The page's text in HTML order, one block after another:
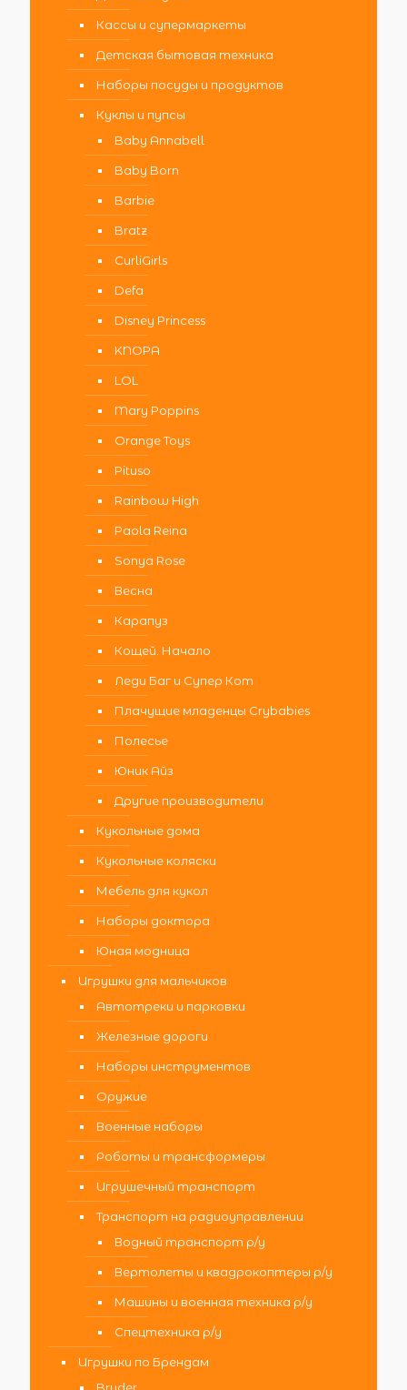
Кассы и супермаркеты
Детская бытовая техника
Наборы посуды и продуктов
Куклы и пупсы
Baby Annabell
Baby Born
Barbie
Bratz
CurliGirls
Defa
Disney Princess
KNOPA
LOL
Mary Poppins
Orange Toys
Pituso
Rainbow High
Paola Reina
Sonya Rose
Весна
Карапуз
Кощей. Начало
Леди Баг и Супер Кот
Плачущие младенцы Crybabies
Полесье
Юник Айз
Другие производители
Кукольные дома
Кукольные коляски
Мебель для кукол
Наборы доктора
Юная модница
Игрушки для мальчиков
Автотреки и парковки
Железные дороги
Наборы инструментов
Оружие
Военные наборы
Роботы и трансформеры
Игрушечный транспорт
Транспорт на радиоуправлении
Водный транспорт р/у
Вертолеты и квадрокоптеры р/у
Машины и военная техника р/у
Спецтехника р/у
Игрушки по Брендам